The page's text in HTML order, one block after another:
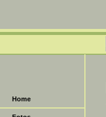
Home